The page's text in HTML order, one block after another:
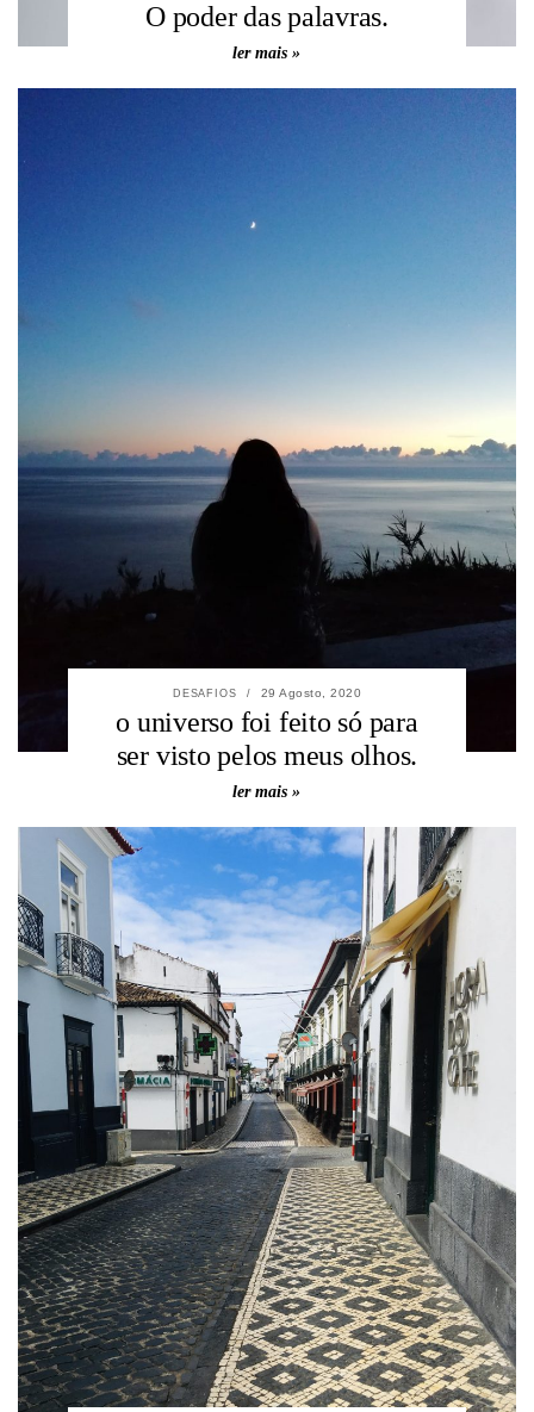
O poder das palavras.
ler mais »
DESAFIOS / 29 Agosto, 2020
o universo foi feito só para
ser visto pelos meus olhos.
ler mais »